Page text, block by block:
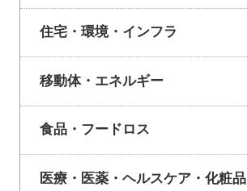
住宅・環境・インフラ
移動体・エネルギー
食品・フードロス
医療・医薬・ヘルスケア・化粧品